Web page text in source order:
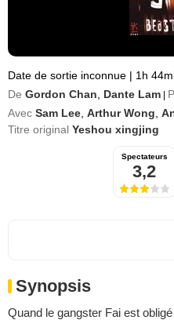
Date de sortie inconnue | 1h
De Gordon Chan Dante Lam
Avec Sam Lee Arthur Wong
Titre original Yeshou xingjing
Spectateurs
3,2
Synopsis
Quand le gangster Fai est